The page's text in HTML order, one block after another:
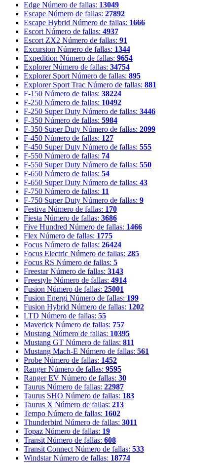
Edge Número de fallas: 13049
Escape Número de fallas: 27892
Escape Hybrid Número de fallas: 1666
Escort Número de fallas: 4937
Escort ZX2 Número de fallas: 91
Excursion Número de fallas: 1344
Expedition Número de fallas: 9654
Explorer Número de fallas: 34754
Explorer Sport Número de fallas: 895
Explorer Sport Trac Número de fallas: 881
F-150 Número de fallas: 38224
F-250 Número de fallas: 10492
F-250 Super Duty Número de fallas: 3446
F-350 Número de fallas: 5984
F-350 Super Duty Número de fallas: 2099
F-450 Número de fallas: 127
F-450 Super Duty Número de fallas: 555
F-550 Número de fallas: 74
F-550 Super Duty Número de fallas: 550
F-650 Número de fallas: 54
F-650 Super Duty Número de fallas: 43
F-750 Número de fallas: 11
F-750 Super Duty Número de fallas: 9
Festiva Número de fallas: 170
Fiesta Número de fallas: 3686
Five Hundred Número de fallas: 1466
Flex Número de fallas: 1775
Focus Número de fallas: 26424
Focus Electric Número de fallas: 285
Focus RS Número de fallas: 5
Freestar Número de fallas: 3143
Freestyle Número de fallas: 4914
Fusion Número de fallas: 25001
Fusion Energi Número de fallas: 199
Fusion Hybrid Número de fallas: 1202
LTD Número de fallas: 55
Maverick Número de fallas: 757
Mustang Número de fallas: 10395
Mustang GT Número de fallas: 811
Mustang Mach-E Número de fallas: 561
Probe Número de fallas: 1452
Ranger Número de fallas: 9595
Ranger EV Número de fallas: 30
Taurus Número de fallas: 22987
Taurus SHO Número de fallas: 183
Taurus X Número de fallas: 213
Tempo Número de fallas: 1602
Thunderbird Número de fallas: 3011
Topaz Número de fallas: 19
Transit Número de fallas: 608
Transit Connect Número de fallas: 533
Windstar Número de fallas: 18774